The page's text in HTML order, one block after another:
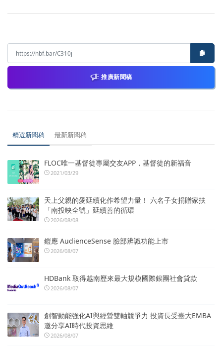
推廣新聞稿
精選新聞稿 最新新聞稿
FLOC唯一基督徒專屬交友APP，基督徒的新福音
2021/03/29
天上父親的愛延續化作希望力量！ 六名子女捐贈家扶
「南投映全號」延續善的循環
2026/08/08
鎧應 AudienceSense 臉部辨識功能上市
2026/08/07
HDBank 取得越南歷來最大規模國際銀團社會貸款
2026/08/07
創智動能強化AI與經營雙軸競爭力 投資長受臺大EMBA
邀分享AI時代投資思維
2026/08/07